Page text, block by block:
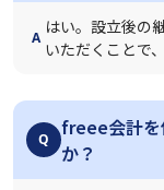
A
はい。設立後の
いただくことで
Q
freee会計を
か？